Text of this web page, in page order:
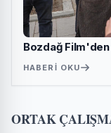
Bozdağ
HABERI OKU
ORTAK